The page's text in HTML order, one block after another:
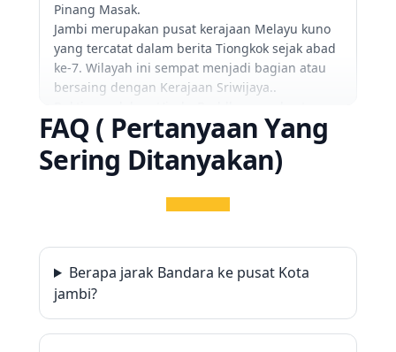
Pinang Masak.
Jambi merupakan pusat kerajaan Melayu kuno
yang tercatat dalam berita Tiongkok sejak abad
ke-7. Wilayah ini sempat menjadi bagian atau
bersaing dengan Kerajaan Sriwijaya..
ditemukan di kompleks percandian terluas di
Asia Tenggara, yaitu Candi Muaro Jambi, yang
menjadi bukti pusat keagamaan dan
Syaifuddin, yang menolak penguasaan Belanda
Setelah kemerdekaan, Jambi awalnya
merupakan keresidenan yang tergabung dalam
Provinsi Sumatera Tengah..
FAQ ( Pertanyaan Yang
Sering Ditanyakan)
Berapa jarak Bandara ke pusat Kota
jambi?